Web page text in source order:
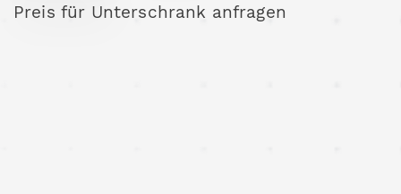
Preis für Unterschrank anfragen